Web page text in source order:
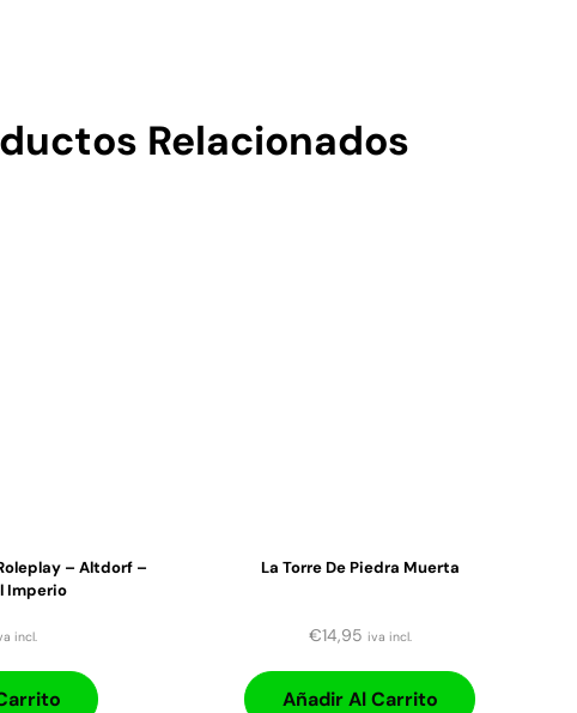
Relacionados
– Altdorf –
Imperio
incl.
La Torre De Piedra Muerta
€14,95 iva incl.
Añadir Al Carrito